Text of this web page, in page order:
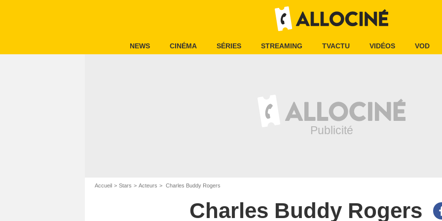
NEWS CINÉMA SÉRIES STREAMING TVACTU VIDÉOS VOD
Accueil Stars Acteurs Charles Buddy Rogers
Charles Buddy Rogers